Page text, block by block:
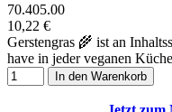
70.405.00
10,22 €
Gerstengras 🌾 ist an
have in jeder veganen
In den Warenkorb